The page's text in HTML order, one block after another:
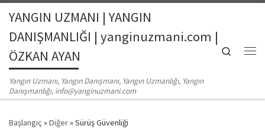
Skip to content
YANGIN UZMANI | YANGIN
DANIŞMANLIĞI | yanginuzmani.com |
ÖZKAN AYAN
Yangın Uzmanı, Yangın Danışmanı, Yangın Uzmanlığı, Yangın
Danışmanlığı, info@yanginuzmani.com
Search
Başlangıç »Diğer»Sürüş Güvenliği